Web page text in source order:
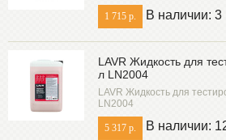
1 715 р. В наличии: 3
LAVR Жидкость для
л LN2004
LAVR Жидкость для
LN2004
5 317 р. В наличии: